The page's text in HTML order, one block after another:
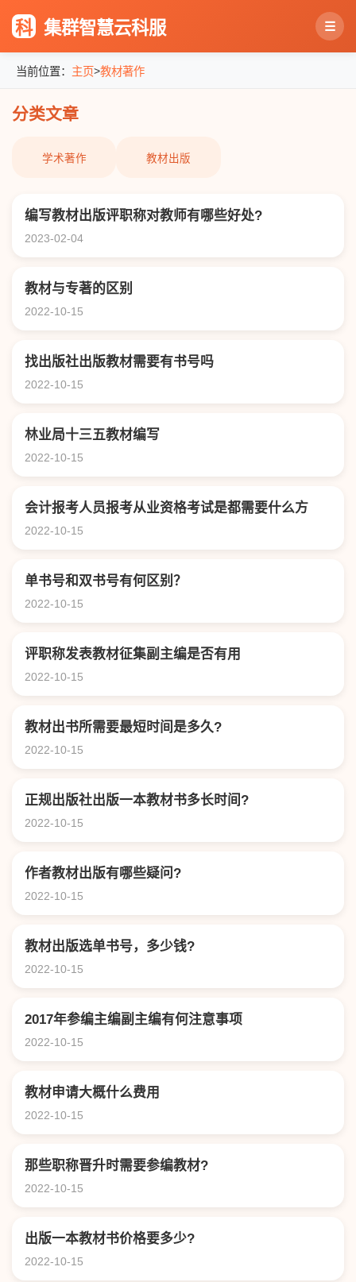
科 集群智慧云科服 ☰
当前位置： 主页>教材著作
分类文章
学术著作 教材出版
编写教材出版评职称对教师有哪些好处?
2023-02-04
教材与专著的区别
2022-10-15
找出版社出版教材需要有书号吗
2022-10-15
林业局十三五教材编写
2022-10-15
会计报考人员报考从业资格考试是都需要什么方
2022-10-15
单书号和双书号有何区别？
2022-10-15
评职称发表教材征集副主编是否有用
2022-10-15
教材出书所需要最短时间是多久?
2022-10-15
正规出版社出版一本教材书多长时间?
2022-10-15
作者教材出版有哪些疑问?
2022-10-15
教材出版选单书号，多少钱?
2022-10-15
2017年参编主编副主编有何注意事项
2022-10-15
教材申请大概什么费用
2022-10-15
那些职称晋升时需要参编教材?
2022-10-15
出版一本教材书价格要多少?
2022-10-15